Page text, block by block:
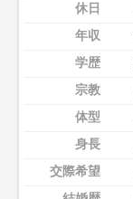
休日
年収
学歴
宗教
体型
身長
交際希望